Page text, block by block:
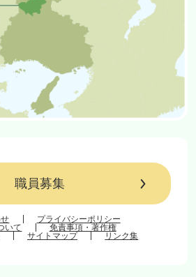
職員募集
プライバシーポリシー
いて
免責事項・著作権
サイトマップ リンク集